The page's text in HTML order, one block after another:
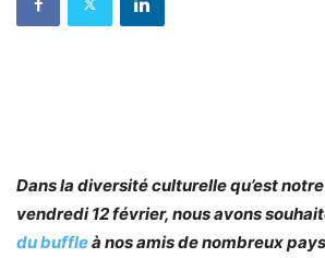
Dans la diversité culturelle qu’est
vendredi 12 février, nous avons
du buffleà nos amis de nombreux